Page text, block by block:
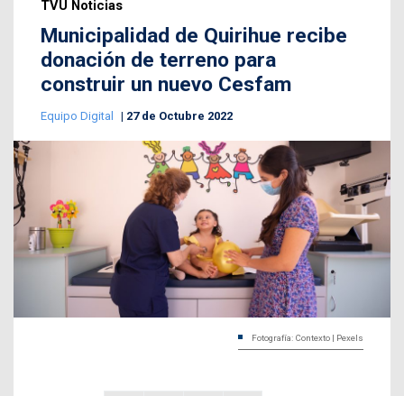
TVU Noticias
Municipalidad de Quirihue recibe
donación de terreno para
construir un nuevo Cesfam
Equipo Digital 27 de Octubre 2022
Fotografía: Contexto | Pexels